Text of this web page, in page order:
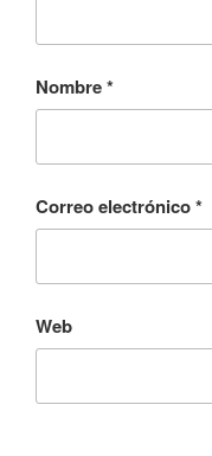
Nombre*
Correo electrónico*
Web